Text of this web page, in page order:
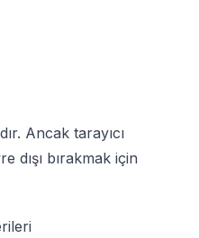
Ancak tarayıcı
dışı bırakmak için